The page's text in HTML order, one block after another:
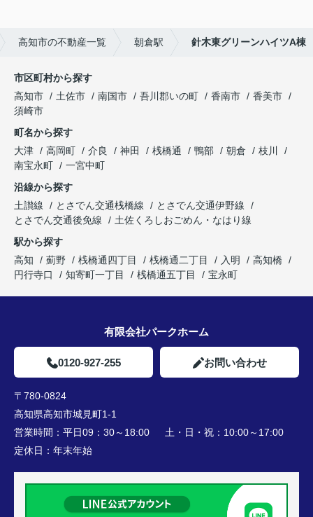
高知市の不動産一覧 朝倉駅 針木東グリーンハイツA棟
市区町村から探す
高知市
土佐市 南国市 吾川郡いの町 香南市
香美市
須崎市
町名から探す
大津
高岡町 介良 神田 桟橋通 鴨部 朝倉
枝川
南宝永町
一宮中町
沿線から探す
土讃線
とさでん交通桟橋線
とさでん交通伊野線
とさでん交通後免線
土佐くろしおごめん・なはり線
駅から探す
高知
薊野 桟橋通四丁目 桟橋通二丁目 入明
高知橋
円行寺口
知寄町一丁目 桟橋通五丁目 宝永町
有限会社パークホーム
0120-927-255 お問い合わせ
〒780-0824
高知県高知市城見町1-1
営業時間： 平日09：30～18:00 土・日・祝：10:00～17:00
定休日： 年末年始